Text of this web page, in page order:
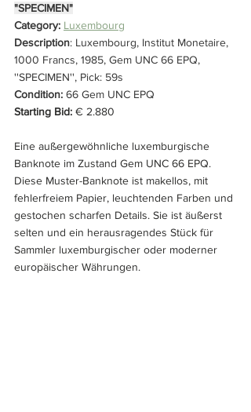
"SPECIMEN"
Category: Luxembourg
Description: Luxembourg, Institut Monetaire,
1000 Francs, 1985, Gem UNC 66 EPQ,
''SPECIMEN'', Pick: 59s
Condition: 66 Gem UNC EPQ
Starting Bid: € 2.880
Eine außergewöhnliche luxemburgische
Banknote im Zustand Gem UNC 66 EPQ.
Diese Muster-Banknote ist makellos, mit
fehlerfreiem Papier, leuchtenden Farben und
gestochen scharfen Details. Sie ist äußerst
selten und ein herausragendes Stück für
Sammler luxemburgischer oder moderner
europäischer Währungen.